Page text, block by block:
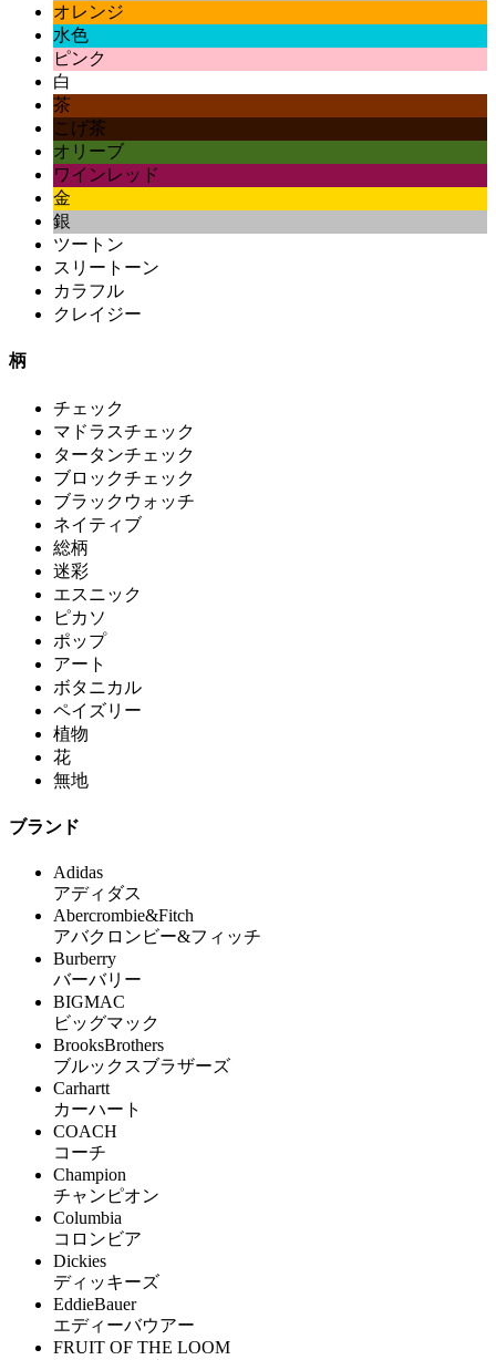
オレンジ
水色
ピンク
白
茶
こげ茶
オリーブ
ワインレッド
金
銀
ツートン
スリートーン
カラフル
クレイジー
柄
チェック
マドラスチェック
タータンチェック
ブロックチェック
ブラックウォッチ
ネイティブ
総柄
迷彩
エスニック
ピカソ
ポップ
アート
ボタニカル
ペイズリー
植物
花
無地
ブランド
Adidas
アディダス
Abercrombie&Fitch
アバクロンビー&フィッチ
Burberry
バーバリー
BIGMAC
ビッグマック
BrooksBrothers
ブルックスブラザーズ
Carhartt
カーハート
COACH
コーチ
Champion
チャンピオン
Columbia
コロンビア
Dickies
ディッキーズ
EddieBauer
エディーバウアー
FRUIT OF THE LOOM